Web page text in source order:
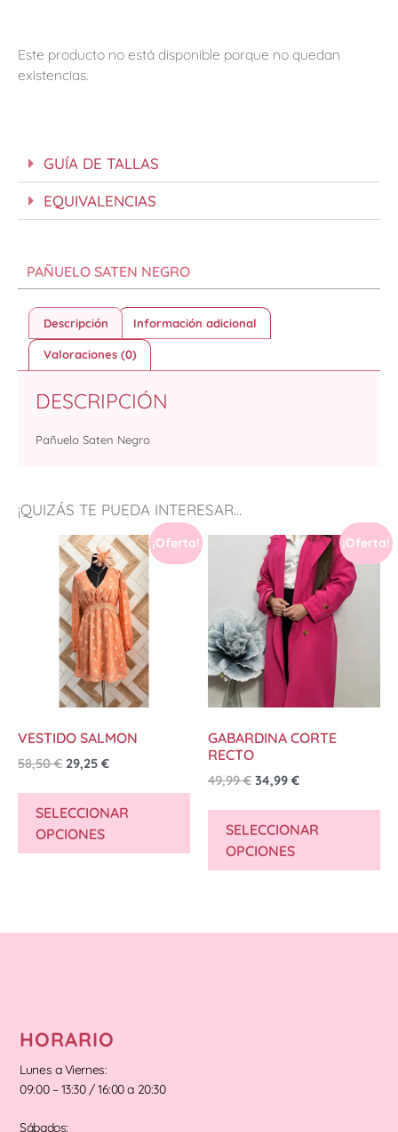
Este producto no está disponible porque no quedan
existencias.
GUÍA DE TALLAS
EQUIVALENCIAS
¡QUIZÁS TE PUEDA INTERESAR...
¡Oferta!
VESTIDO SALMON
58,50€ 29,25 €
SELECCIONAR
OPCIONES
¡Oferta!
GABARDINA CORTE
RECTO
49,99€ 34,99 €
SELECCIONAR
OPCIONES
PAÑUELO SATEN NEGRO
Descripción Información adicional
Valoraciones (0)
DESCRIPCIÓN
Pañuelo Saten Negro
HORARIO
Lunes a Viernes:
09:00 – 13:30 / 16:00 a 20:30
Sábados: